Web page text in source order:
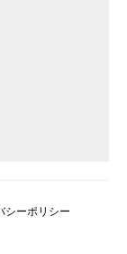
シーポリシー